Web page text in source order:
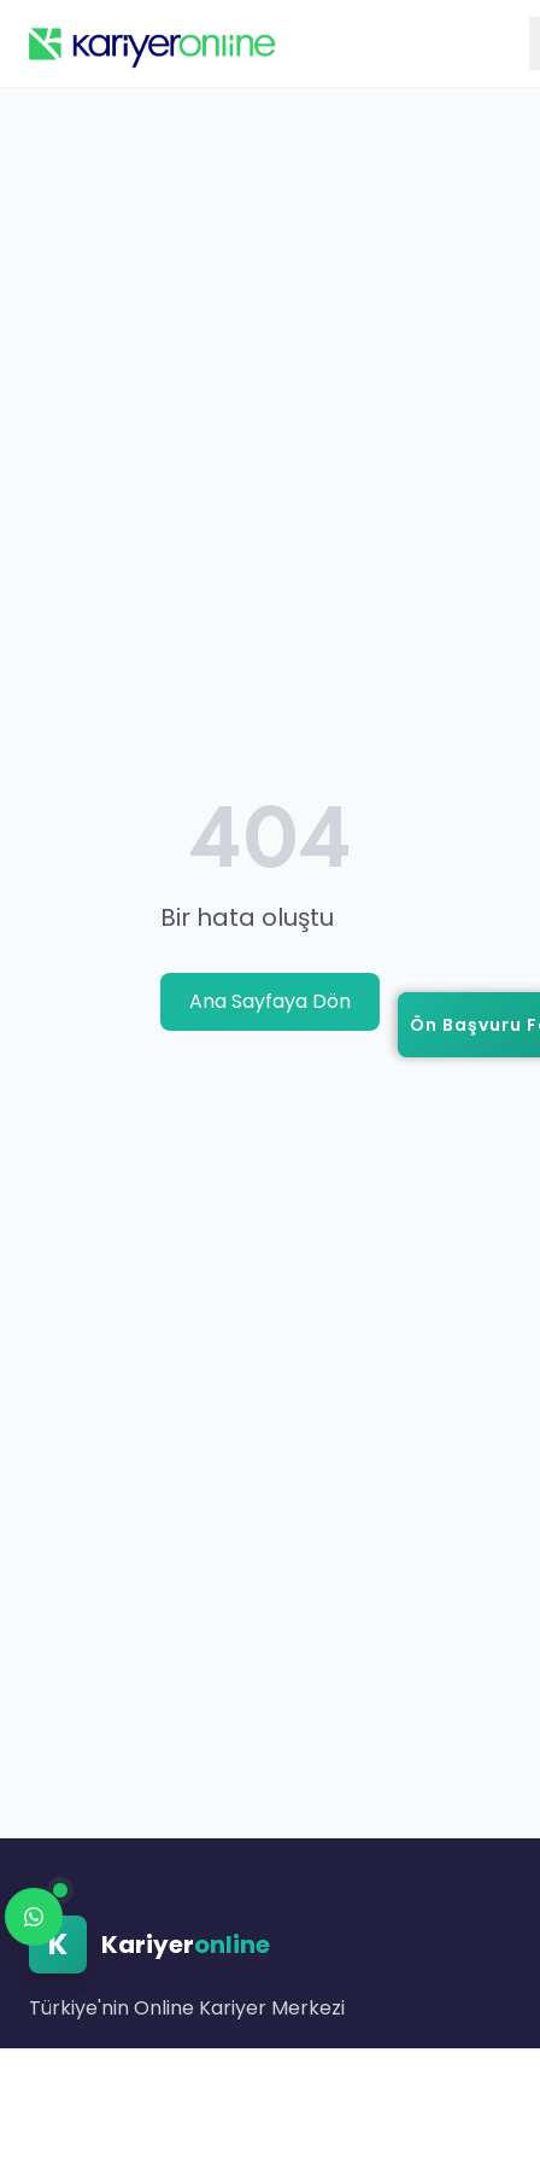
Ön Başvuru
404
Bir hata oluştu
Ana Sayfaya Dön
K Kariyeronline
Türkiye'nin Online Kariyer Merkezi
Ön Başvuru